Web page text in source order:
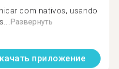
com nativos, usando
Развернуть
приложение